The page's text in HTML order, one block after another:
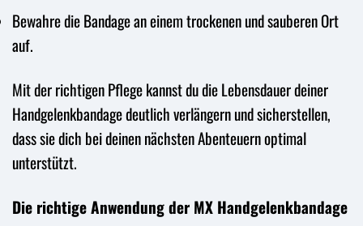
Bewahre die Bandage an einem trockenen und sauberen Ort
auf.
Mit der richtigen Pflege kannst du die Lebensdauer deiner
Handgelenkbandage deutlich verlängern und sicherstellen,
dass sie dich bei deinen nächsten Abenteuern optimal
unterstützt.
Die richtige Anwendung der MX Handgelenkbandage